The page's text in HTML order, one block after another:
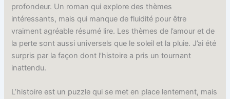
profondeur. Un roman qui explore des thèmes
intéressants, mais qui manque de fluidité pour être
vraiment agréable résumé lire. Les thèmes de l’amour et de
la perte sont aussi universels que le soleil et la pluie. J’ai été
surpris par la façon dont l’histoire a pris un tournant
inattendu.
L’histoire est un puzzle qui se met en place lentement, mais